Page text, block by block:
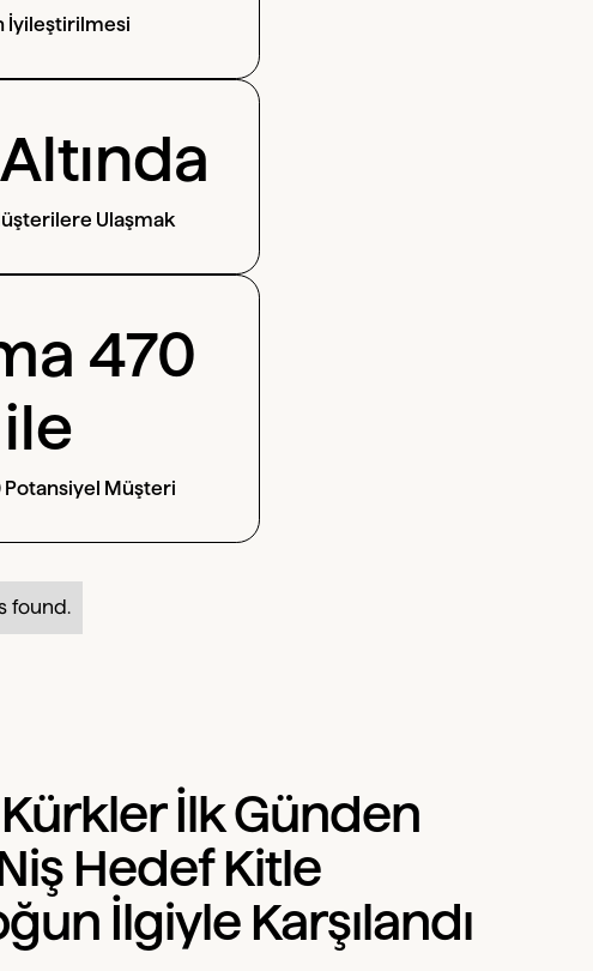
İyileştirilmesi
Ulaşmak
470
Potansiyel Müşteri
found.
Kürkler İlk Günden
Hedef Kitle
İlgiyle Karşılandı